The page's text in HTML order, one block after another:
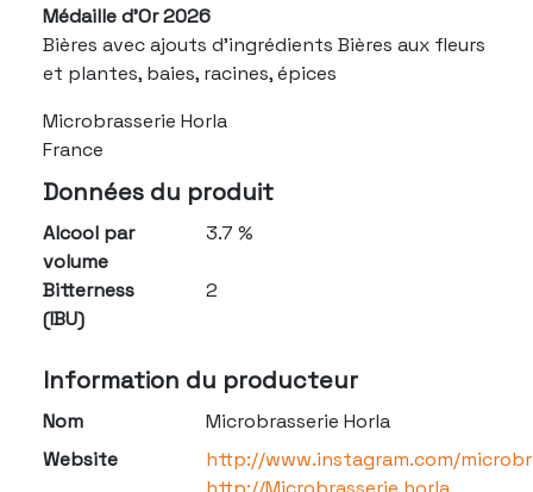
Médaille d'Or 2026
Bières avec ajouts d'ingrédients Bières aux fleurs
et plantes, baies, racines, épices
Microbrasserie Horla
France
Données du produit
Alcool par
volume
3.7 %
Bitterness
(IBU)
2
Information du producteur
Nom
Microbrasserie Horla
Website
http://www.instagram.com/